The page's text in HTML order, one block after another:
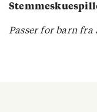
Passer for barn fra